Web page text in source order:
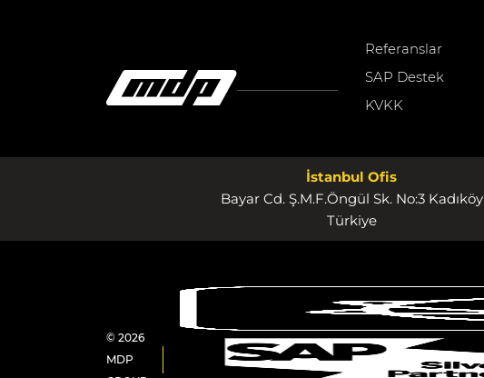
Referanslar
SAP Destek
KVKK
İstanbul Ofis
Bayar Cd. Ş.M.F.Öngül Sk. No:3 Kadıköy
Türkiye
© 2026
MDP